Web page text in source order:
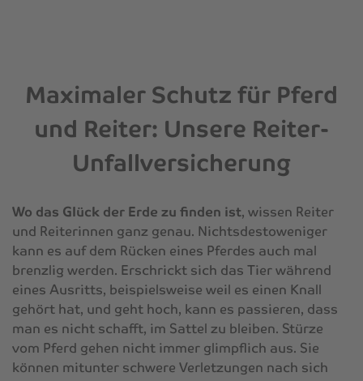
Maximaler Schutz für Pferd
und Reiter: Unsere Reiter-
Unfallversicherung
Wo das Glück der Erde zu finden ist, wissen Reiter
und Reiterinnen ganz genau. Nichtsdestoweniger
kann es auf dem Rücken eines Pferdes auch mal
brenzlig werden. Erschrickt sich das Tier während
eines Ausritts, beispielsweise weil es einen Knall
gehört hat, und geht hoch, kann es passieren, dass
man es nicht schafft, im Sattel zu bleiben. Stürze
vom Pferd gehen nicht immer glimpflich aus. Sie
können mitunter schwere Verletzungen nach sich